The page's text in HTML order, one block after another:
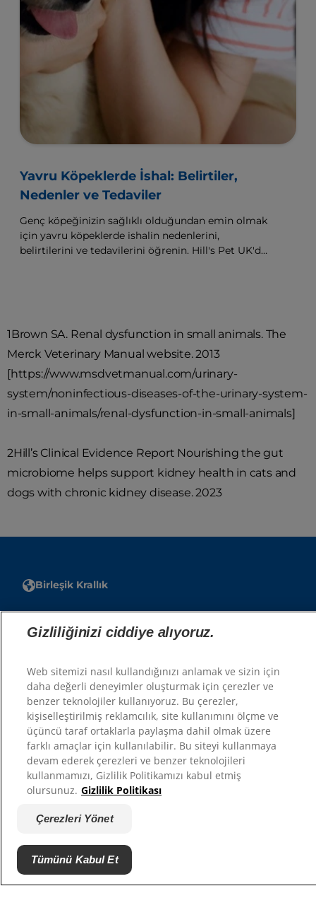
Yavru Köpeklerde İshal: Belirtiler,
Nedenler ve Tedaviler
Genç köpeğinizin sağlıklı olduğundan emin olmak
için yavru köpeklerde ishalin nedenlerini,
belirtilerini ve tedavilerini öğrenin. Hill's Pet UK'de
1Brown SA. Renal dysfunction in small animals. The
Merck Veterinary Manual website. 2013
[https://www.msdvetmanual.com/urinary-
system/noninfectious-diseases-of-the-urinary-system-
in-small-animals/renal-dysfunction-in-small-animals]
2Hill’s Clinical Evidence Report Nourishing the gut
microbiome helps support kidney health in cats and
dogs with chronic kidney disease. 2023
Birleşik Krallık
Kaynaklar
Bize Ulaşın
Site Haritası
Sitelerimiz
Hill’s’in Veteriner Hekimi
Barınak Ortakları
Gizliliğinizi ciddiye alıyoruz.
Web sitemizi nasıl kullandığınızı anlamak ve sizin için
daha değerli deneyimler oluşturmak için çerezler ve
benzer teknolojiler kullanıyoruz. Bu çerezler,
kişiselleştirilmiş reklamcılık, site kullanımını ölçme ve
üçüncü taraf ortaklarla paylaşma dahil olmak üzere
farklı amaçlar için kullanılabilir. Bu siteyi kullanmaya
devam ederek çerezleri ve benzer teknolojileri
kullanmamızı, Gizlilik Politikamızı kabul etmiş
olursunuz. Gizlilik Politikası
Çerezleri Yönet
Tümünü Kabul Et